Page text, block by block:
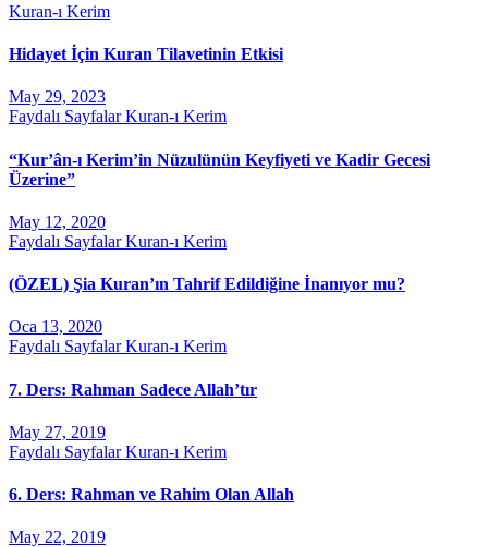
Kuran-ı Kerim
Hidayet İçin Kuran Tilavetinin Etkisi
May 29, 2023
Faydalı SayfalarKuran-ı Kerim
“Kur’ân-ı Kerim’in Nüzulünün Keyfiyeti ve Kadir Gecesi
Üzerine”
May 12, 2020
Faydalı SayfalarKuran-ı Kerim
(ÖZEL) Şia Kuran’ın Tahrif Edildiğine İnanıyor mu?
Oca 13, 2020
Faydalı SayfalarKuran-ı Kerim
7. Ders: Rahman Sadece Allah’tır
May 27, 2019
Faydalı SayfalarKuran-ı Kerim
6. Ders: Rahman ve Rahim Olan Allah
May 22, 2019